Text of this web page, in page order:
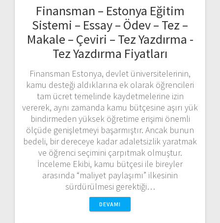
Finansman – Estonya Eğitim
Sistemi – Essay – Ödev – Tez –
Makale – Çeviri – Tez Yazdırma -
Tez Yazdırma Fiyatları
Finansman Estonya, devlet üniversitelerinin,
kamu desteği aldıklarına ek olarak öğrencileri
tam ücret temelinde kaydetmelerine izin
vererek, aynı zamanda kamu bütçesine aşırı yük
bindirmeden yüksek öğretime erişimi önemli
ölçüde genişletmeyi başarmıştır. Ancak bunun
bedeli, bir dereceye kadar adaletsizlik yaratmak
ve öğrenci seçimini çarpıtmak olmuştur.
İnceleme Ekibi, kamu bütçesi ile bireyler
arasında “maliyet paylaşımı” ilkesinin
sürdürülmesi gerektiği…
DEVAMI